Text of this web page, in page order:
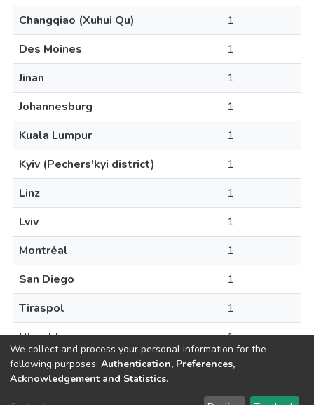
Changqiao (Xuhui Qu)
1
Des Moines
1
Jinan
1
Johannesburg
1
Kuala Lumpur
1
Kyiv (Pechers'kyi district)
1
Linz
1
Lviv
1
Montréal
1
San Diego
1
Tiraspol
1
Utrecht
1
We collect and process your personal information for the
following purposes: Authentication, Preferences,
Acknowledgement and Statistics.